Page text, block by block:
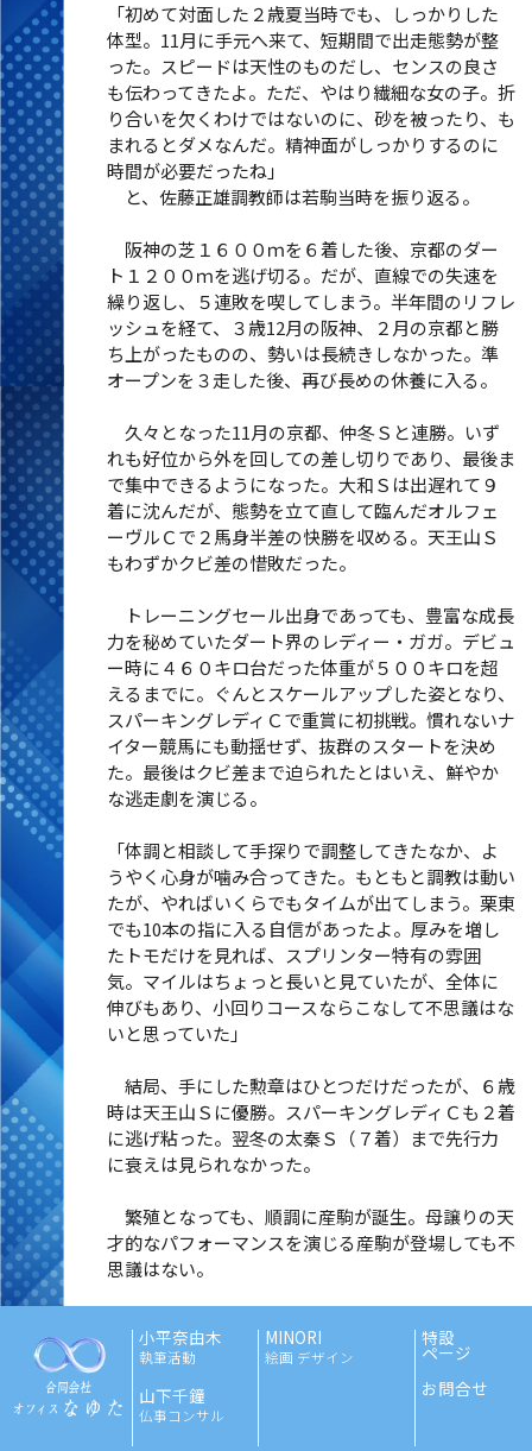
「初めて対面した２歳夏当時でも、しっかりした
体型。11月に手元へ来て、短期間で出走態勢が整
った。スピードは天性のものだし、センスの良さ
も伝わってきたよ。ただ、やはり繊細な女の子。折
り合いを欠くわけではないのに、砂を被ったり、も
まれるとダメなんだ。精神面がしっかりするのに
時間が必要だったね」
と、佐藤正雄調教師は若駒当時を振り返る。
阪神の芝１６００ｍを６着した後、京都のダー
ト１２００ｍを逃げ切る。だが、直線での失速を
繰り返し、５連敗を喫してしまう。半年間のリフレ
ッシュを経て、３歳12月の阪神、２月の京都と勝
ち上がったものの、勢いは長続きしなかった。準
オープンを３走した後、再び長めの休養に入る。
久々となった11月の京都、仲冬Ｓと連勝。いず
れも好位から外を回しての差し切りであり、最後ま
で集中できるようになった。大和Ｓは出遅れて９
着に沈んだが、態勢を立て直して臨んだオルフェ
ーヴルＣで２馬身半差の快勝を収める。天王山Ｓ
もわずかクビ差の惜敗だった。
トレーニングセール出身であっても、豊富な成長
力を秘めていたダート界のレディー・ガガ。デビュ
ー時に４６０キロ台だった体重が５００キロを超
えるまでに。ぐんとスケールアップした姿となり、
スパーキングレディＣで重賞に初挑戦。慣れないナ
イター競馬にも動揺せず、抜群のスタートを決め
た。最後はクビ差まで迫られたとはいえ、鮮やか
な逃走劇を演じる。
「体調と相談して手探りで調整してきたなか、よ
うやく心身が噛み合ってきた。もともと調教は動い
たが、やればいくらでもタイムが出てしまう。栗東
でも10本の指に入る自信があったよ。厚みを増し
たトモだけを見れば、スプリンター特有の雰囲
気。マイルはちょっと長いと見ていたが、全体に
伸びもあり、小回りコースならこなして不思議はな
いと思っていた」
結局、手にした勲章はひとつだけだったが、６歳
時は天王山Ｓに優勝。スパーキングレディＣも２着
に逃げ粘った。翌冬の太秦Ｓ（７着）まで先行力
に衰えは見られなかった。
繁殖となっても、順調に産駒が誕生。母譲りの天
才的なパフォーマンスを演じる産駒が登場しても不
思議はない。
小平奈由木
執筆活動
山下千鐘
仏事コンサル
MINORI
絵画 デザイン
特設
ページ
お問合せ